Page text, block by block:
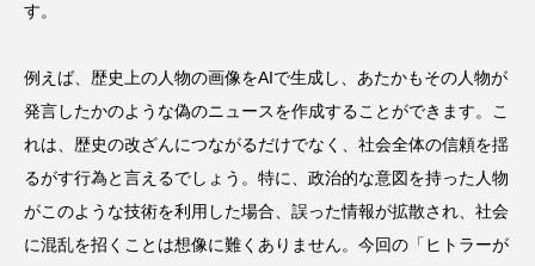
す。
例えば、歴史上の人物の画像をAIで生成し、あたかもその人物が
発言したかのような偽のニュースを作成することができます。こ
れは、歴史の改ざんにつながるだけでなく、社会全体の信頼を揺
るがす行為と言えるでしょう。特に、政治的な意図を持った人物
がこのような技術を利用した場合、誤った情報が拡散され、社会
に混乱を招くことは想像に難くありません。今回の「ヒトラーが